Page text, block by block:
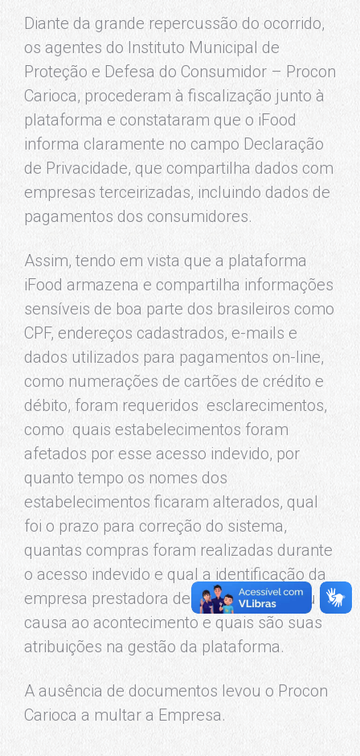
Diante da grande repercussão do ocorrido,
os agentes do Instituto Municipal de
Proteção e Defesa do Consumidor – Procon
Carioca, procederam à fiscalização junto à
plataforma e constataram que o iFood
informa claramente no campo Declaração
de Privacidade, que compartilha dados com
empresas terceirizadas, incluindo dados de
pagamentos dos consumidores.
Assim, tendo em vista que a plataforma
iFood armazena e compartilha informações
sensíveis de boa parte dos brasileiros como
CPF, endereços cadastrados, e-mails e
dados utilizados para pagamentos on-line,
como numerações de cartões de crédito e
débito, foram requeridos esclarecimentos,
como quais estabelecimentos foram
afetados por esse acesso indevido, por
quanto tempo os nomes dos
estabelecimentos ficaram alterados, qual
foi o prazo para correção do sistema,
quantas compras foram realizadas durante
o acesso indevido e qual a identificação da
empresa prestadora de serviços que deu
causa ao acontecimento e quais são suas
atribuições na gestão da plataforma.
A ausência de documentos levou o Procon
Carioca a multar a Empresa.